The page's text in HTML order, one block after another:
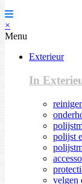
×
Menu
Exterieur
In
polijst
velgen